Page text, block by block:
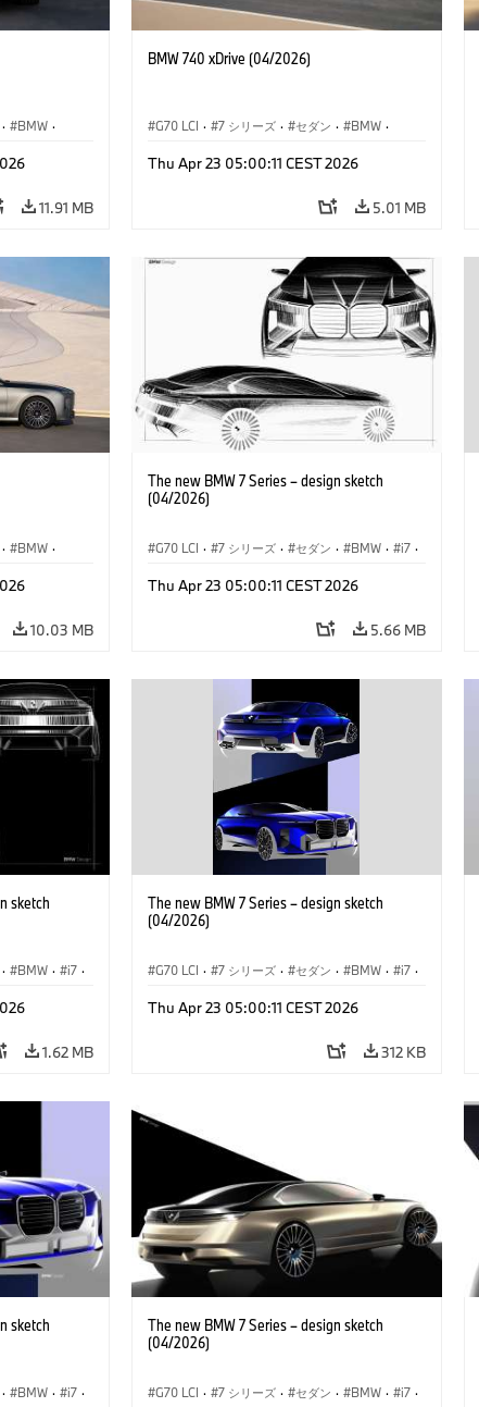
· BMW ·
11.91 MB
BMW 740 xDrive (04/2026)
G70 LCI · 7 シリーズ · セダン · BMW ·
M760e
Thu Apr 23 05:00:11 CEST 2026
5.01 MB
· BMW ·
10.03 MB
The new BMW 7 Series – design sketch
(04/2026)
G70 LCI · 7 シリーズ · セダン · BMW · i7 ·
M モデル
Thu Apr 23 05:00:11 CEST 2026
5.66 MB
sketch
· BMW · i7 ·
1.62 MB
The new BMW 7 Series – design sketch
(04/2026)
G70 LCI · 7 シリーズ · セダン · BMW · i7 ·
M モデル
Thu Apr 23 05:00:11 CEST 2026
312 KB
sketch
· BMW · i7 ·
The new BMW 7 Series – design sketch
(04/2026)
G70 LCI · 7 シリーズ · セダン · BMW · i7 ·